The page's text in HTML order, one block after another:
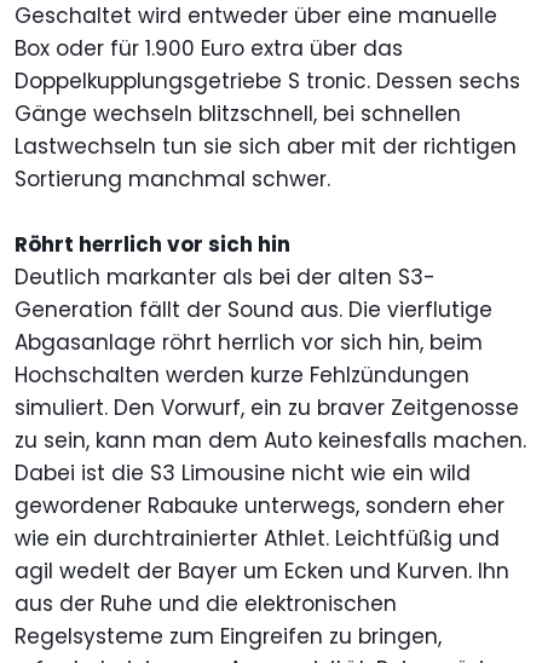
Geschaltet wird entweder über eine manuelle
Box oder für 1.900 Euro extra über das
Doppelkupplungsgetriebe S tronic. Dessen sechs
Gänge wechseln blitzschnell, bei schnellen
Lastwechseln tun sie sich aber mit der richtigen
Sortierung manchmal schwer.
Röhrt herrlich vor sich hin
Deutlich markanter als bei der alten S3-
Generation fällt der Sound aus. Die vierflutige
Abgasanlage röhrt herrlich vor sich hin, beim
Hochschalten werden kurze Fehlzündungen
simuliert. Den Vorwurf, ein zu braver Zeitgenosse
zu sein, kann man dem Auto keinesfalls machen.
Dabei ist die S3 Limousine nicht wie ein wild
gewordener Rabauke unterwegs, sondern eher
wie ein durchtrainierter Athlet. Leichtfüßig und
agil wedelt der Bayer um Ecken und Kurven. Ihn
aus der Ruhe und die elektronischen
Regelsysteme zum Eingreifen zu bringen,